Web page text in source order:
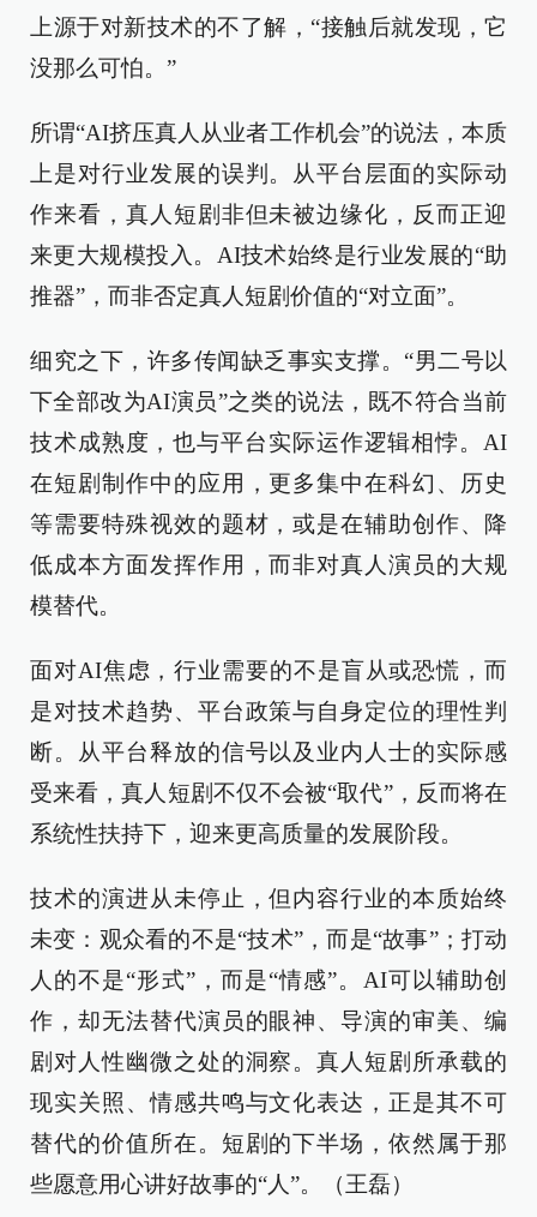
上源于对新技术的不了解，“接触后就发现，它
没那么可怕。”
所谓“AI挤压真人从业者工作机会”的说法，本质
上是对行业发展的误判。从平台层面的实际动
作来看，真人短剧非但未被边缘化，反而正迎
来更大规模投入。AI技术始终是行业发展的“助
推器”，而非否定真人短剧价值的“对立面”。
细究之下，许多传闻缺乏事实支撑。“男二号以
下全部改为AI演员”之类的说法，既不符合当前
技术成熟度，也与平台实际运作逻辑相悖。AI
在短剧制作中的应用，更多集中在科幻、历史
等需要特殊视效的题材，或是在辅助创作、降
低成本方面发挥作用，而非对真人演员的大规
模替代。
面对AI焦虑，行业需要的不是盲从或恐慌，而
是对技术趋势、平台政策与自身定位的理性判
断。从平台释放的信号以及业内人士的实际感
受来看，真人短剧不仅不会被“取代”，反而将在
系统性扶持下，迎来更高质量的发展阶段。
技术的演进从未停止，但内容行业的本质始终
未变：观众看的不是“技术”，而是“故事”；打动
人的不是“形式”，而是“情感”。AI可以辅助创
作，却无法替代演员的眼神、导演的审美、编
剧对人性幽微之处的洞察。真人短剧所承载的
现实关照、情感共鸣与文化表达，正是其不可
替代的价值所在。短剧的下半场，依然属于那
些愿意用心讲好故事的“人”。（王磊）